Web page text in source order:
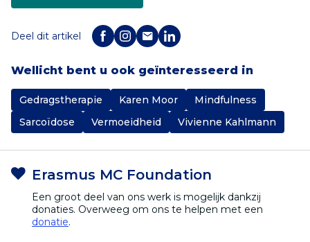
Deel dit artikel
Wellicht bent u ook geïnteresseerd in
Gedragstherapie Karen Moor
Mindfulness
Sarcoïdose
Vermoeidheid Vivienne Kahlmann
Erasmus MC Foundation
Een groot deel van ons werk is mogelijk dankzij
donaties. Overweeg om ons te helpen met een
donatie.